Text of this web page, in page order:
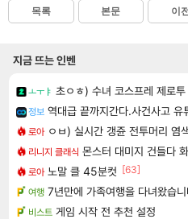
목록 본문 이
지금 뜨는 인벤
ㅗㅜㅑ 초ㅇㅎ) 수녀 코스프레 제로투
정보 역대급 끝까지간다.사건사고 유
로아 ㅇㅂ) 실시간 갱쥰 전투머리 염
리니지 클래식 몬스터 대미지 건들다
로아 노말 클 45분컷 [63]
여행 7년만에 가족여행을 다녀왔습
비스트 게임 시작 전 추천 설정